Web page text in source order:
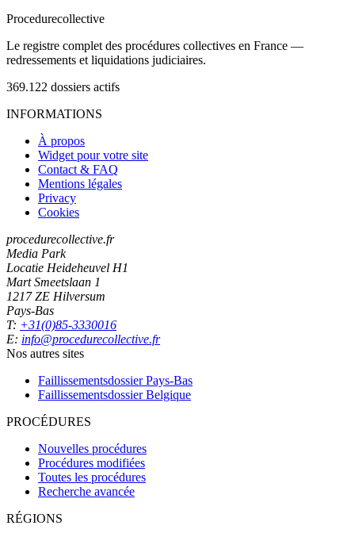
Procedurecollective
Le registre complet des procédures collectives en France —
redressements et liquidations judiciaires.
369.122 dossiers actifs
INFORMATIONS
À propos
Widget pour votre site
Contact & FAQ
Mentions légales
Privacy
Cookies
procedurecollective.fr
Media Park
Locatie Heideheuvel H1
Mart Smeetslaan 1
1217 ZE Hilversum
Pays-Bas
T: +31(0)85-3330016
E: info@procedurecollective.fr
Nos autres sites
Faillissementsdossier Pays-Bas
Faillissementsdossier Belgique
PROCÉDURES
Nouvelles procédures
Procédures modifiées
Toutes les procédures
Recherche avancée
RÉGIONS